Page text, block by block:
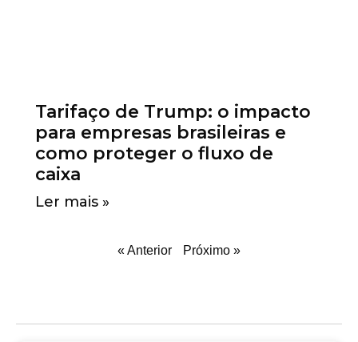
Tarifaço de Trump: o impacto
para empresas brasileiras e
como proteger o fluxo de
caixa
Ler mais »
« Anterior Próximo »